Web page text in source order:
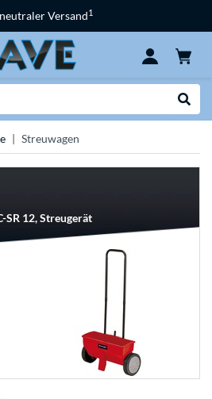
neutraler Versand1
Streuwagen
SR 12, Streugerät